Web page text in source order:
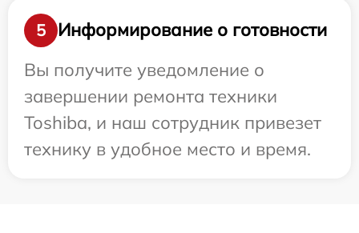
5
Информирование о готовности
Вы получите уведомление о
завершении ремонта техники
Toshiba, и наш сотрудник привезет
технику в удобное место и время.